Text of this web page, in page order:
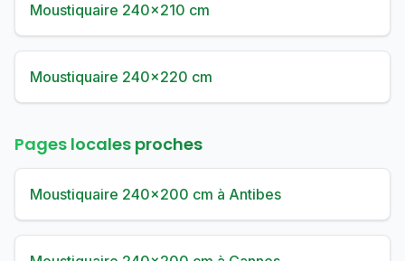
Moustiquaire 240×210 cm
Moustiquaire 240×220 cm
Pages locales proches
Moustiquaire 240×200 cm à Antibes